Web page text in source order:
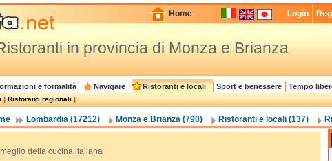
Home Login
in provincia di Monza e Brianza
e formalità Navigare Ristoranti e locali Sport e benessere Tempo
|Ristoranti regionali|
Lombardia (17212) Monza e Brianza (790) Ristoranti e locali (137)
meglio della cucina italiana